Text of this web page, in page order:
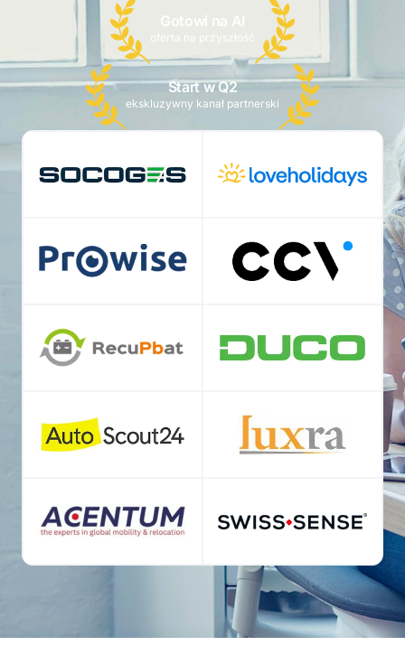
Gotowi na AI
oferta na przyszłość
Start w Q2
ekskluzywny kanał partnerski